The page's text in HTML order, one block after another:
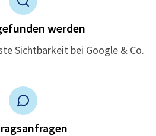
werden
Sichtbarkeit bei Google & Co.